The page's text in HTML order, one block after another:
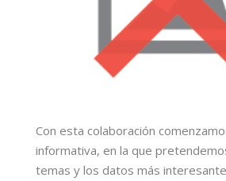
Con esta colaboración
informativa, en la que
temas y los datos más